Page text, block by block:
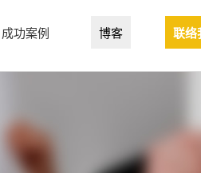
成功案例 博客 联络